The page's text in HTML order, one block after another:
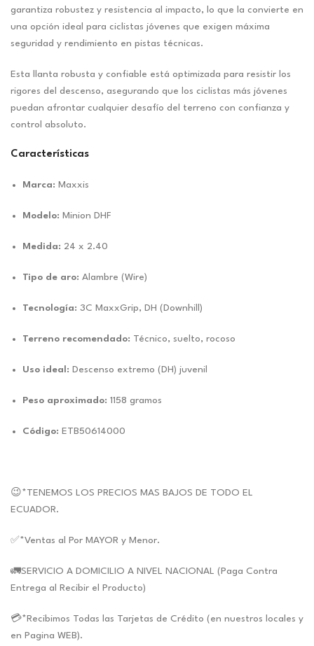
garantiza robustez y resistencia al impacto, lo que la convierte en
una opción ideal para ciclistas jóvenes que exigen máxima
seguridad y rendimiento en pistas técnicas.
Esta llanta robusta y confiable está optimizada para resistir los
rigores del descenso, asegurando que los ciclistas más jóvenes
puedan afrontar cualquier desafío del terreno con confianza y
control absoluto.
Características
Marca: Maxxis
Modelo: Minion DHF
Medida: 24 x 2.40
Tipo de aro: Alambre (Wire)
Tecnología: 3C MaxxGrip, DH (Downhill)
Terreno recomendado: Técnico, suelto, rocoso
Uso ideal: Descenso extremo (DH) juvenil
Peso aproximado: 1158 gramos
Código: ETB50614000
😉*TENEMOS LOS PRECIOS MAS BAJOS DE TODO EL
ECUADOR.
✅*Ventas al Por MAYOR y Menor.
🚛SERVICIO A DOMICILIO A NIVEL NACIONAL (Paga Contra
Entrega al Recibir el Producto)
💳*Recibimos Todas las Tarjetas de Crédito (en nuestros locales y
en Pagina WEB).